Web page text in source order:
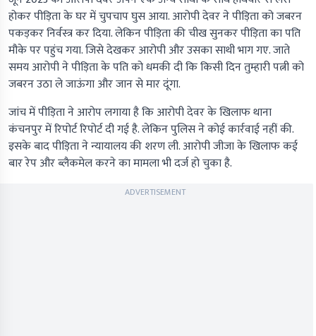
होकर पीड़िता के घर में चुपचाप घुस आया. आरोपी देवर ने पीड़िता को जबरन
पकड़कर निर्वस्त्र कर दिया. लेकिन पीड़िता की चीख सुनकर पीड़िता का पति
मौके पर पहुंच गया. जिसे देखकर आरोपी और उसका साथी भाग गए. जाते
समय आरोपी ने पीड़िता के पति को धमकी दी कि किसी दिन तुम्हारी पत्नी को
जबरन उठा ले जाऊंगा और जान से मार दूंगा.
जांच में पीड़िता ने आरोप लगाया है कि आरोपी देवर के खिलाफ थाना
कंचनपुर में रिपोर्ट रिपोर्ट दी गई है. लेकिन पुलिस ने कोई कार्रवाई नहीं की.
इसके बाद पीड़िता ने न्यायालय की शरण ली. आरोपी जीजा के खिलाफ कई
बार रेप और ब्लैकमेल करने का मामला भी दर्ज हो चुका है.
ADVERTISEMENT